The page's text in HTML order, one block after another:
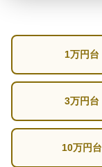
1万円台
3万円台
10万円台